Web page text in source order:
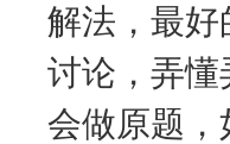
解法，最
讨论，弄
会做原题